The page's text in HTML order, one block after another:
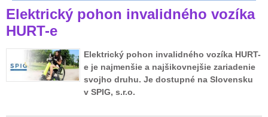
Elektrický pohon invalidného vozíka
HURT-e
Elektrický pohon invalidného vozíka HURT-
e je najmenšie a najšikovnejšie zariadenie
svojho druhu. Je dostupné na Slovensku
v SPIG, s.r.o.